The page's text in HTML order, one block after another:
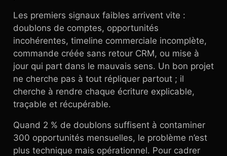
Les premiers signaux faibles arrivent vite :
doublons de comptes, opportunités
incohérentes, timeline commerciale incomplète,
commande créée sans retour CRM, ou mise à
jour qui part dans le mauvais sens. Un bon projet
ne cherche pas à tout répliquer partout ; il
cherche à rendre chaque écriture explicable,
traçable et récupérable.
Quand 2 % de doublons suffisent à contaminer
300 opportunités mensuelles, le problème n’est
plus technique mais opérationnel. Pour cadrer